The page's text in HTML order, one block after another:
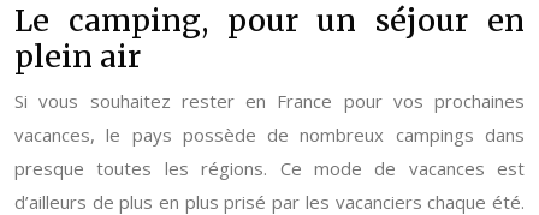
Le camping, pour un séjour en
plein air
Si vous souhaitez rester en France pour vos prochaines
vacances, le pays possède de nombreux campings dans
presque toutes les régions. Ce mode de vacances est
d’ailleurs de plus en plus prisé par les vacanciers chaque été.